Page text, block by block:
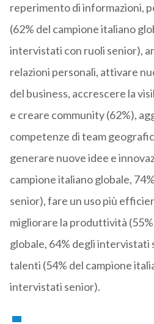
reperimento di informazioni,
(62% del campione italiano
intervistati con ruoli senior),
relazioni personali, attivare
del business, accrescere la
e creare community (62%),
competenze di team
generare nuove idee e
campione italiano globale,
senior), fare un uso più
migliorare la produttività
globale, 64% degli
talenti (54% del campione
intervistati senior).